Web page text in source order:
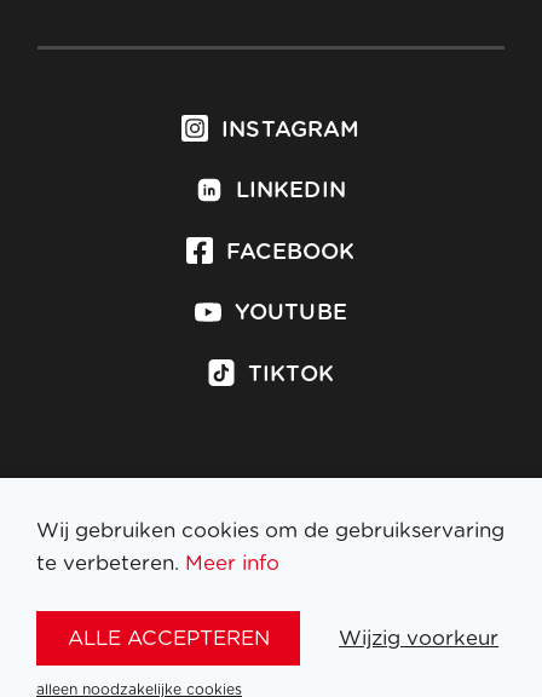
INSTAGRAM
LINKEDIN
FACEBOOK
YOUTUBE
TIKTOK
Inschrijven op nieuwsbrief
Wij gebruiken cookies om de gebruikservaring
te verbeteren. Meer info
ALLE ACCEPTEREN Wijzig voorkeur
alleen noodzakelijke cookies